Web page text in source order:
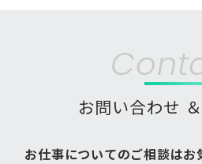
お問い合わせ
お仕事についてのご相談は